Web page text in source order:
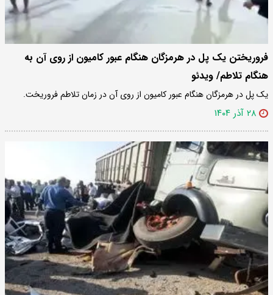
فروریختن یک پل در هرمزگان هنگام عبور کامیون از روی آن به
هنگام تلاطم/ ویدئو
یک پل در هرمزگان هنگام عبور کامیون از روی آن در زمان تلاطم فروریخت.
۲۸ آذر ۱۴۰۴